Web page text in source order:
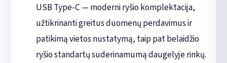
USB Type‑C — moderni ryšio komplektacija,
užtikrinanti greitus duomenų perdavimus ir
patikimą vietos nustatymą, taip pat belaidžio
ryšio standartų suderinamumą daugelyje rinkų.